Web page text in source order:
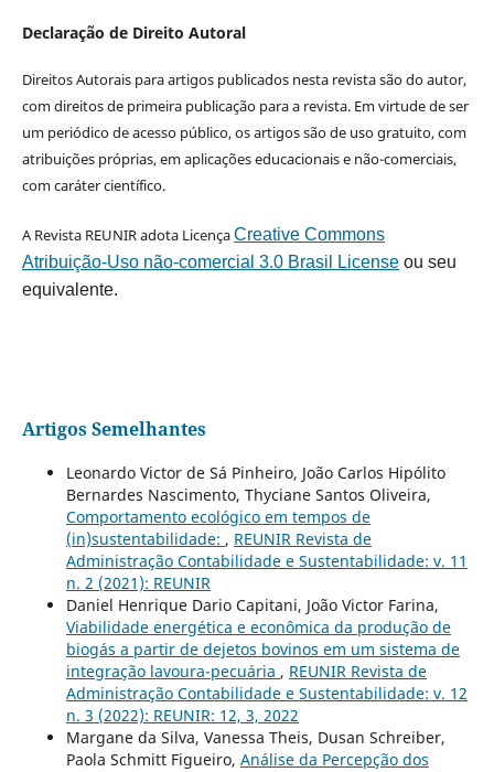
Declaração de Direito Autoral
Direitos Autorais para artigos publicados nesta revista são do autor,
com direitos de primeira publicação para a revista. Em virtude de ser
um periódico de acesso público, os artigos são de uso gratuito, com
atribuições próprias, em aplicações educacionais e não-comerciais,
com caráter científico.
A Revista REUNIR adota LicençaCreative Commons
Atribuição-Uso não-comercial 3.0 Brasil Licenseou seu
equivalente.
Artigos Semelhantes
Leonardo Victor de Sá Pinheiro, João Carlos Hipólito
Bernardes Nascimento, Thyciane Santos Oliveira,
Comportamento ecológico em tempos de
(in)sustentabilidade: , REUNIR Revista de
Administração Contabilidade e Sustentabilidade: v. 11
n. 2 (2021): REUNIR
Daniel Henrique Dario Capitani, João Victor Farina,
Viabilidade energética e econômica da produção de
biogás a partir de dejetos bovinos em um sistema de
integração lavoura-pecuária , REUNIR Revista de
Administração Contabilidade e Sustentabilidade: v. 12
n. 3 (2022): REUNIR: 12, 3, 2022
Margane da Silva, Vanessa Theis, Dusan Schreiber,
Paola Schmitt Figueiro, Análise da Percepção dos